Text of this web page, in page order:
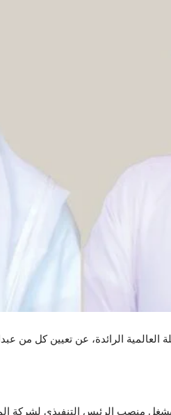
العالمية الرائدة، عن تعيين كل
المانع بخبرة واسعة ومتنوعة تتجاوز 20 عاما، حيث